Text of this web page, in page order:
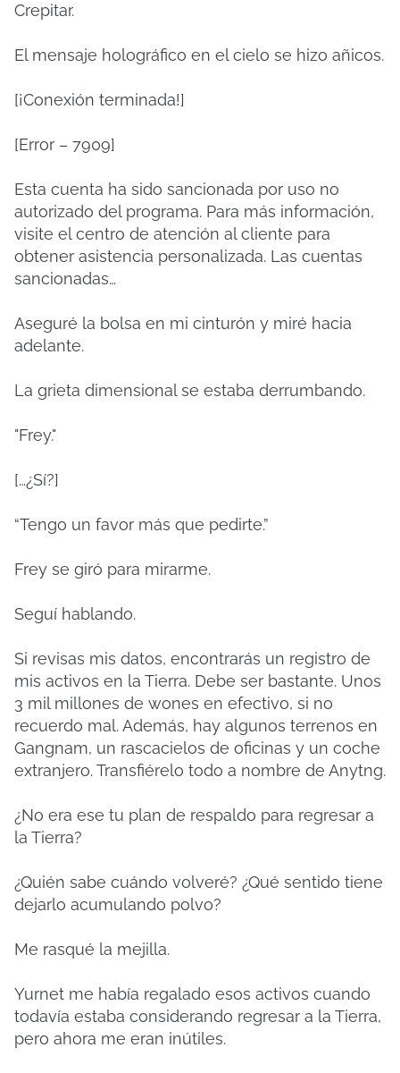
Crepitar.
El mensaje holográfico en el cielo se hizo añicos.
[¡Conexión terminada!]
[Error – 7909]
Esta cuenta ha sido sancionada por uso no
autorizado del programa. Para más información,
visite el centro de atención al cliente para
obtener asistencia personalizada. Las cuentas
sancionadas…
Aseguré la bolsa en mi cinturón y miré hacia
adelante.
La grieta dimensional se estaba derrumbando.
"Frey."
[…¿Sí?]
“Tengo un favor más que pedirte.”
Frey se giró para mirarme.
Seguí hablando.
Si revisas mis datos, encontrarás un registro de
mis activos en la Tierra. Debe ser bastante. Unos
3 mil millones de wones en efectivo, si no
recuerdo mal. Además, hay algunos terrenos en
Gangnam, un rascacielos de oficinas y un coche
extranjero. Transfiérelo todo a nombre de Anytng.
¿No era ese tu plan de respaldo para regresar a
la Tierra?
¿Quién sabe cuándo volveré? ¿Qué sentido tiene
dejarlo acumulando polvo?
Me rasqué la mejilla.
Yurnet me había regalado esos activos cuando
todavía estaba considerando regresar a la Tierra,
pero ahora me eran inútiles.